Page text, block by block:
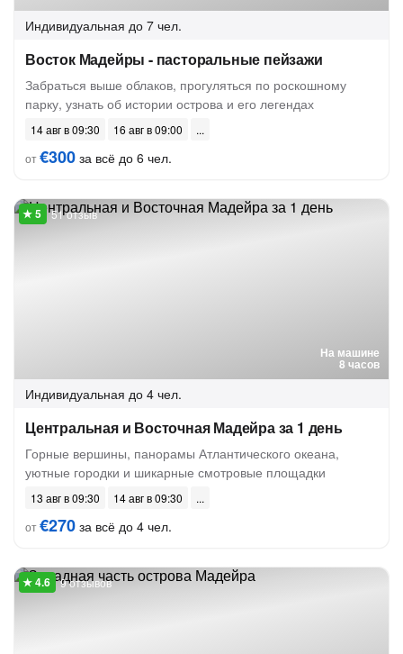
Индивидуальная до 7 чел.
Восток Мадейры - пасторальные пейзажи
Забраться выше облаков, прогуляться по роскошному
парку, узнать об истории острова и его легендах
14 авг в 09:30
16 авг в 09:00
от€300 за всё до 6 чел.
На машине
8 часов
51 отзыв
Индивидуальная до 4 чел.
Центральная и Восточная Мадейра за 1 день
Горные вершины, панорамы Атлантического океана,
уютные городки и шикарные смотровые площадки
13 авг в 09:30
14 авг в 09:30
от€270 за всё до 4 чел.
9 отзывов